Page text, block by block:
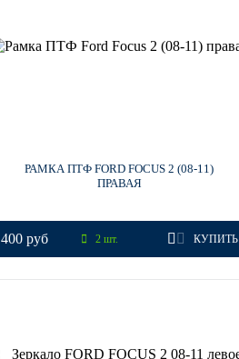
РАМКА ПТФ FORD FOCUS 2 (08-11)
ПРАВАЯ
400 руб 2 шт. КУПИТЬ